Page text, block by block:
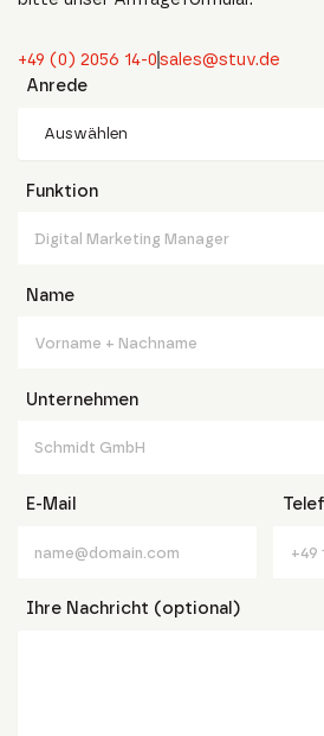
+49 (0) 2056 14-0sales@stuv.de
Anrede
Auswählen
Funktion
Name
Unternehmen
E-Mail
Ihre Nachricht (optional)